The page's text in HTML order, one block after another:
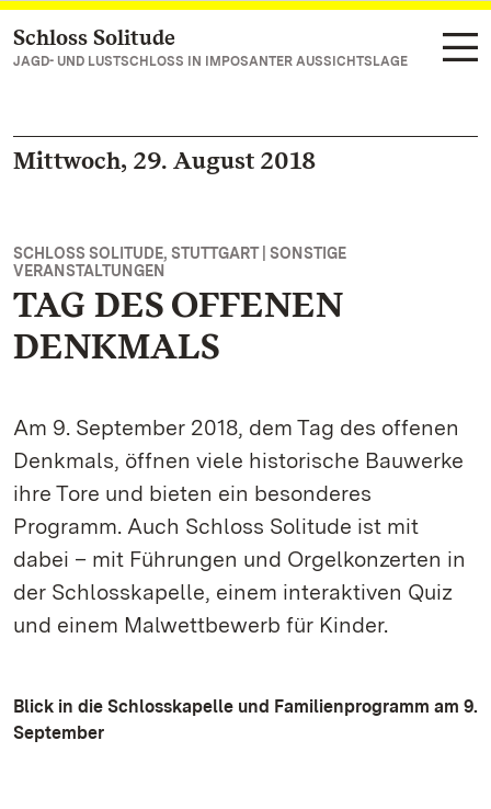
Zum Hauptinhalt springen
Schloss Solitude
JAGD- UND LUSTSCHLOSS IN IMPOSANTER AUSSICHTSLAGE
Mittwoch, 29. August 2018
SCHLOSS SOLITUDE, STUTTGART | SONSTIGE
VERANSTALTUNGEN
TAG DES OFFENEN
DENKMALS
Am 9. September 2018, dem Tag des offenen
Denkmals, öffnen viele historische Bauwerke
ihre Tore und bieten ein besonderes
Programm. Auch Schloss Solitude ist mit
dabei – mit Führungen und Orgelkonzerten in
der Schlosskapelle, einem interaktiven Quiz
und einem Malwettbewerb für Kinder.
Blick in die Schlosskapelle und Familienprogramm am 9.
September